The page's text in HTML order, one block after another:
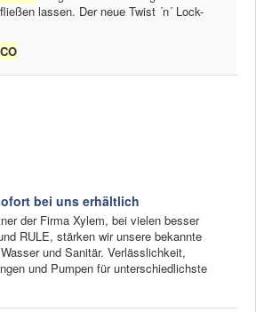
lassen. Der neue Twist ´n´ Lock-
bei uns erhältlich
der Firma Xylem, bei vielen besser
RULE, stärken wir unsere bekannte
und Sanitär. Verlässlichkeit,
und Pumpen für unterschiedlichste